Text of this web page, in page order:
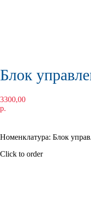
Блок
3300,00
р.
Номенклатура: Блок
Click to order